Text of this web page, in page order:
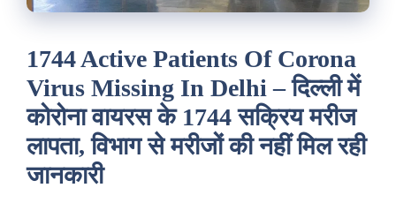
1744 Active Patients Of Corona
Virus Missing In Delhi – दिल्ली में
कोरोना वायरस के 1744 सक्रिय मरीज
लापता, विभाग से मरीजों की नहीं मिल रही
जानकारी